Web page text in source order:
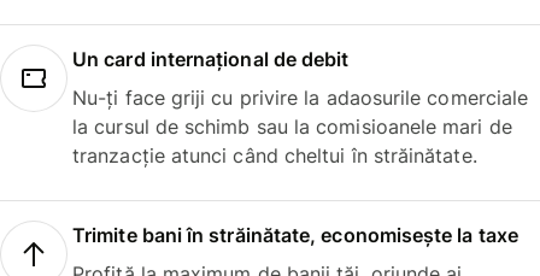
Un card internațional de debit
Nu-ți face griji cu privire la adaosurile comerciale
la cursul de schimb sau la comisioanele mari de
tranzacție atunci când cheltui în străinătate.
Trimite bani în străinătate, economisește la taxe